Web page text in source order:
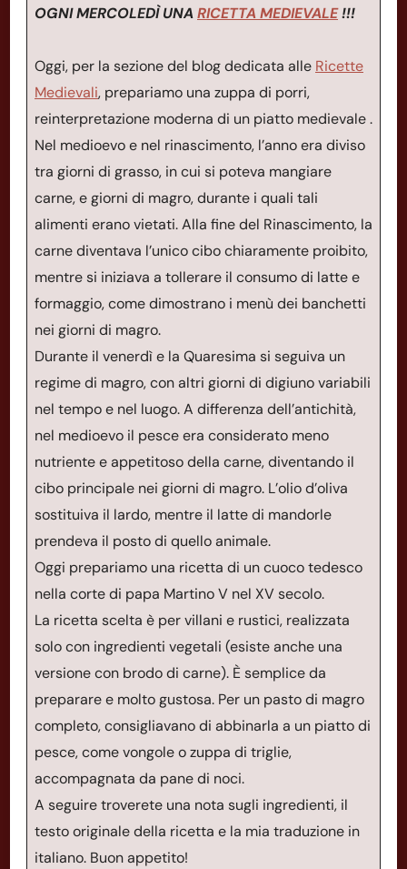
OGNI MERCOLEDÌ UNARICETTA MEDIEVALE!!!
Oggi, per la sezione del blog dedicata alle Ricette
Medievali, prepariamo una zuppa di porri,
reinterpretazione moderna di un piatto medievale .
Nel medioevo e nel rinascimento, l’anno era diviso
tra giorni di grasso, in cui si poteva mangiare
carne, e giorni di magro, durante i quali tali
alimenti erano vietati. Alla fine del Rinascimento, la
carne diventava l’unico cibo chiaramente proibito,
mentre si iniziava a tollerare il consumo di latte e
formaggio, come dimostrano i menù dei banchetti
nei giorni di magro.
Durante il venerdì e la Quaresima si seguiva un
regime di magro, con altri giorni di digiuno variabili
nel tempo e nel luogo. A differenza dell’antichità,
nel medioevo il pesce era considerato meno
nutriente e appetitoso della carne, diventando il
cibo principale nei giorni di magro. L’olio d’oliva
sostituiva il lardo, mentre il latte di mandorle
prendeva il posto di quello animale.
Oggi prepariamo una ricetta di un cuoco tedesco
nella corte di papa Martino V nel XV secolo.
La ricetta scelta è per villani e rustici, realizzata
solo con ingredienti vegetali (esiste anche una
versione con brodo di carne). È semplice da
preparare e molto gustosa. Per un pasto di magro
completo, consigliavano di abbinarla a un piatto di
pesce, come vongole o zuppa di triglie,
accompagnata da pane di noci.
A seguire troverete una nota sugli ingredienti, il
testo originale della ricetta e la mia traduzione in
italiano. Buon appetito!